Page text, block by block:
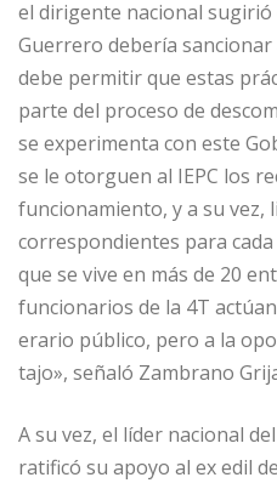
el dirigente nacional
Guerrero debería sancionar
debe permitir que estas
parte del proceso de
se experimenta con este
se le otorguen al IEPC los
funcionamiento, y a su
correspondientes para
que se vive en más de 20
funcionarios de la 4T
erario público, pero a la
tajo», señaló Zambrano
A su vez, el líder nacional
ratificó su apoyo al ex edil